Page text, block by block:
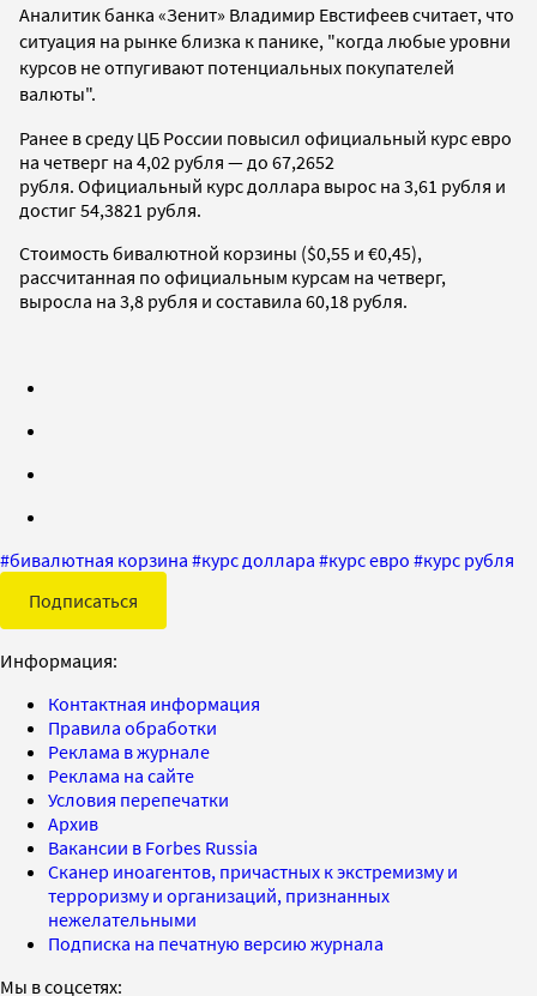
Аналитик банка «Зенит» Владимир Евстифеев считает, что
ситуация на рынке близка к панике, "когда любые уровни
курсов не отпугивают потенциальных покупателей
валюты".
Ранее в среду ЦБ России повысил официальный курс евро
на четверг на 4,02 рубля — до 67,2652
рубля. Официальный курс доллара вырос на 3,61 рубля и
достиг 54,3821 рубля.
Стоимость бивалютной корзины ($0,55 и €0,45),
рассчитанная по официальным курсам на четверг,
выросла на 3,8 рубля и составила 60,18 рубля.
#бивалютная корзина #курс доллара #курс евро #курс рубля
Подписаться
Информация:
Контактная информация
Правила обработки
Реклама в журнале
Реклама на сайте
Условия перепечатки
Архив
Вакансии в Forbes Russia
Сканер иноагентов, причастных к экстремизму и
терроризму и организаций, признанных
нежелательными
Подписка на печатную версию журнала
Мы в соцсетях: